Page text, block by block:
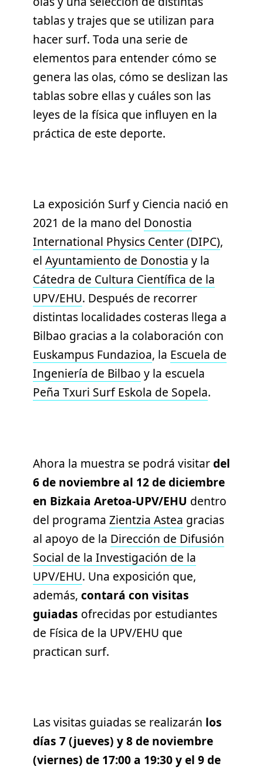
tablas y trajes que se utilizan para
hacer surf. Toda una serie de
elementos para entender cómo se
genera las olas, cómo se deslizan las
tablas sobre ellas y cuáles son las
leyes de la física que influyen en la
práctica de este deporte.
La exposición Surf y Ciencia nació en
2021 de la mano del Donostia
International Physics Center (DIPC),
el Ayuntamiento de Donostia y la
Cátedra de Cultura Científica de la
UPV/EHU. Después de recorrer
distintas localidades costeras llega a
Bilbao gracias a la colaboración con
Euskampus Fundazioa, la Escuela de
Ingeniería de Bilbao y la escuela
Peña Txuri Surf Eskola de Sopela.
Ahora la muestra se podrá visitardel
6 de noviembre al 12 de diciembre
en Bizkaia Aretoa-UPV/EHU dentro
del programa Zientzia Astea gracias
al apoyo de la Dirección de Difusión
Social de la Investigación de la
UPV/EHU. Una exposición que,
además, contará con visitas
guiadas ofrecidas por estudiantes
de Física de la UPV/EHU que
practican surf.
Las visitas guiadas se realizarán los
días 7 (jueves) y 8 de noviembre
(viernes) de 17:00 a 19:30 y el 9 de